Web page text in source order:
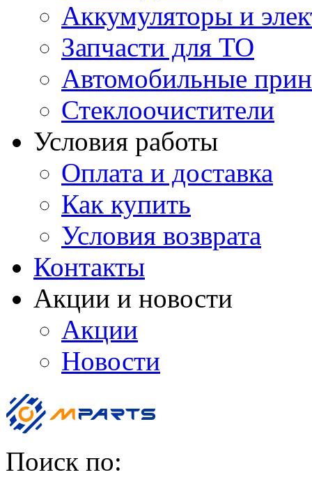
Аккумуляторы и
Запчасти для ТО
Автомобильные
Стеклоочистители
Условия работы
Оплата и доставка
Как купить
Условия возврата
Контакты
Акции и новости
Акции
Новости
Поиск по: